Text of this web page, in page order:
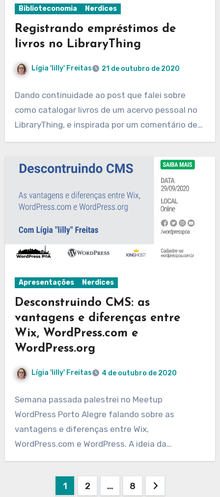
Biblioteconomia Nerdices
Registrando empréstimos de
livros no LibraryThing
Lígia 'lilly' Freitas 21 de outubro de 2020
Dando continuidade ao post que falei sobre
como catalogar livros de um acervo pessoal no
LibraryThing, e inspirada por um comentário de…
Apresentações Nerdices
Desconstruindo CMS: as
vantagens e diferenças entre
Wix, WordPress.com e
WordPress.org
Lígia 'lilly' Freitas 4 de outubro de 2020
Semana passada palestrei no Meetup
WordPress Porto Alegre falando sobre as
vantagens e diferenças entre Wix,
WordPress.com e WordPress. A ideia da…
Paginação
1 2 … 8